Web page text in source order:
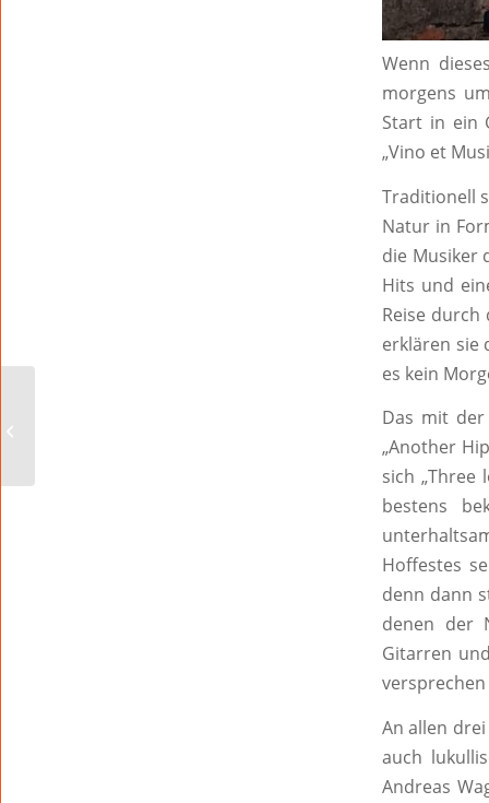
Wenn
morgens
Start in ein
„Vino et
Traditionell
Natur in
die Musiker
Hits und
Reise durch
erklären sie
es kein
Das mit
„Another
sich „Three
bestens
Hoffestes
denn dann
denen der
Gitarren
An allen
auch
Andreas